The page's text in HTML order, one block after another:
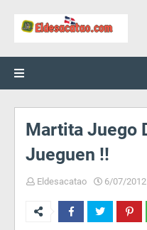
Martita Juego
Jueguen !!
Eldesacatao 6/07/2012